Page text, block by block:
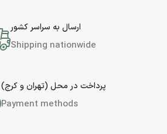
ارسال به سراسر کشور
Shipping nationwide
پرداخت در محل (تهران و کرج)
Payment methods